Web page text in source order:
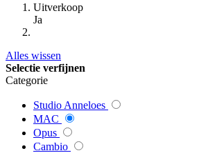
Uitverkoop
Ja
Alles wissen
Selectie verfijnen
Categorie
Studio Anneloes
MAC
Opus
Cambio